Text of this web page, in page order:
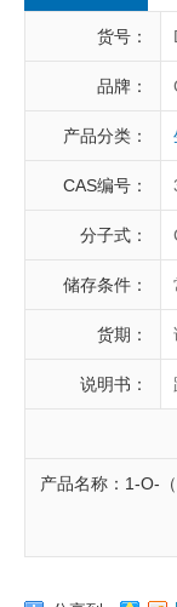
货号：
品牌：
产品分类：
CAS编号：
分子式：
储存条件：
货期：
说明书：
产品名称：1-O-